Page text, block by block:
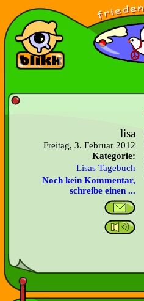
lisa
Freitag, 3. Februar 2012
Kategorie:
Lisas Tagebuch
Noch kein Kommentar,
schreibe einen ...